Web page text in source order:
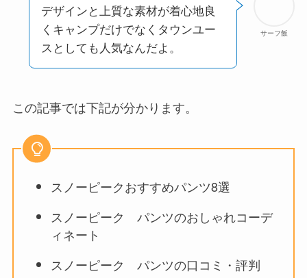
サーフ飯
デザインと上質な素材が着心地良
くキャンプだけでなくタウンユー
スとしても人気なんだよ。
この記事では下記が分かります。
スノーピークおすすめパンツ8選
スノーピーク パンツのおしゃれコーデ
ィネート
スノーピーク パンツの口コミ・評判